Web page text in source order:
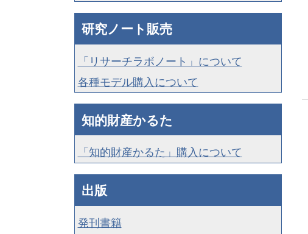
研究ノート販売
「リサーチラボノート」について
各種モデル購入について
知的財産かるた
「知的財産かるた」購入について
出版
発刊書籍